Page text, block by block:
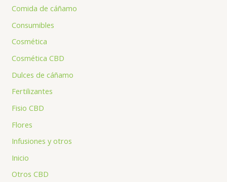
Comida de cáñamo
Consumibles
Cosmética
Cosmética CBD
Dulces de cáñamo
Fertilizantes
Fisio CBD
Flores
Infusiones y otros
Inicio
Otros CBD